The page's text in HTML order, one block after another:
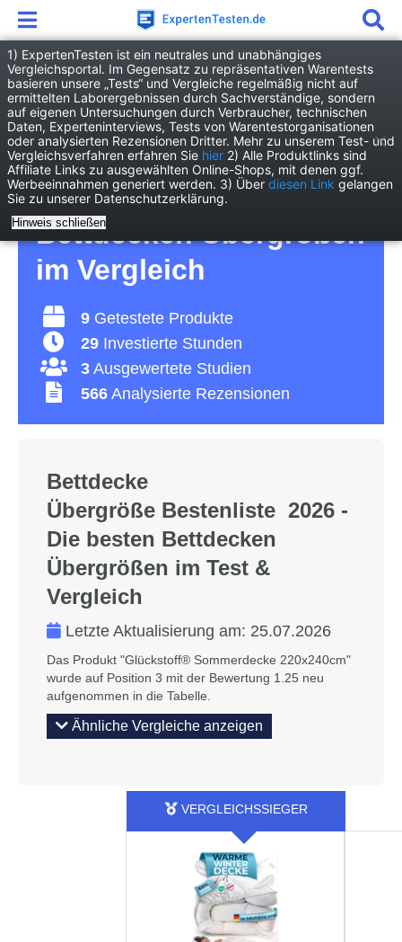
Haushalt
Wohnen
Bettdecke Übergröße
Bettdecke Übergröße
Test 2026 • Die 9 besten
Bettdecken Übergrößen
im Vergleich
9 Getestete Produkte
29 Investierte Stunden
3 Ausgewertete Studien
566 Analysierte Rezensionen
Bettdecke
Übergröße Bestenliste 2026 -
Die besten Bettdecken
Übergrößen im Test &
Vergleich
Letzte Aktualisierung am: 25.07.2026
Das Produkt "Glückstoff® Sommerdecke 220x240cm"
wurde auf Position 3 mit der Bewertung 1.25 neu
aufgenommen in die Tabelle.
Ähnliche Vergleiche anzeigen
1) ExpertenTesten ist ein neutrales und unabhängiges
Vergleichsportal. Im Gegensatz zu repräsentativen Warentests
basieren unsere „Tests“ und Vergleiche regelmäßig nicht auf
ermittelten Laborergebnissen durch Sachverständige, sondern
auf eigenen Untersuchungen durch Verbraucher, technischen
Daten, Experteninterviews, Tests von Warentestorganisationen
oder analysierten Rezensionen Dritter. Mehr zu unserem Test- und
Vergleichsverfahren erfahren Sie hier 2) Alle Produktlinks sind
Affiliate Links zu ausgewählten Online-Shops, mit denen ggf.
Werbeeinnahmen generiert werden. 3) Über diesen Link gelangen
Sie zu unserer Datenschutzerklärung.
Hinweis schließen